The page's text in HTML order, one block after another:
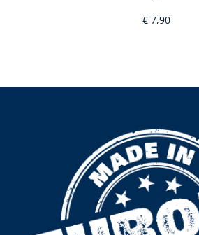
€ 7,90